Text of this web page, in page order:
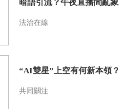
暗語引流？午夜直播間亂象
法治在線
“AI雙星”上空有何新本領？
共同關注